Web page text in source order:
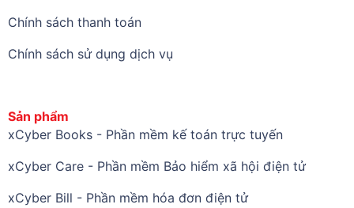
Chính sách thanh toán
Chính sách sử dụng dịch vụ
Sản phẩm
xCyber Books - Phần mềm kế toán trực tuyến
xCyber Care - Phần mềm Bảo hiểm xã hội điện tử
xCyber Bill - Phần mềm hóa đơn điện tử